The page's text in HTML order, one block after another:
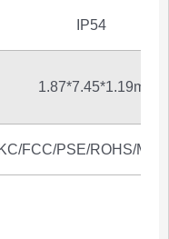
IP54
1.87*7.45*1.19m
FCC/PSE/ROHS/